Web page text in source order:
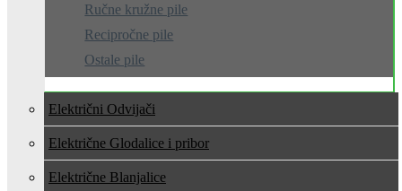
Ručne kružne pile
Recipročne pile
Ostale pile
Električni Odvijači
Električne Glodalice i pribor
Električne Blanjalice